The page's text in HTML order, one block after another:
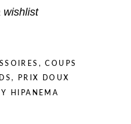
wishlist
,COUPS
, PRIX DOUX
HIPANEMA